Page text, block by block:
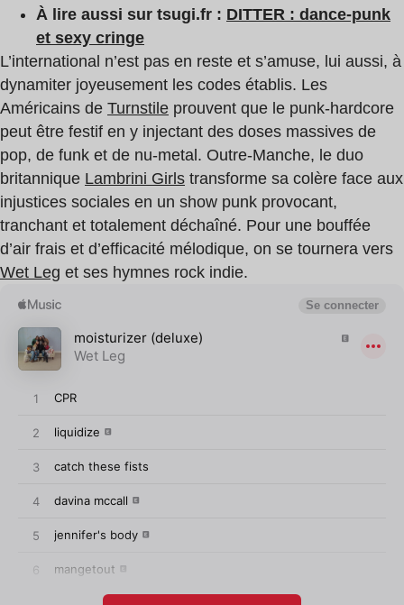
À lire aussi sur tsugi.fr : DITTER : dance-punk
et sexy cringe
L’international n’est pas en reste et s’amuse, lui aussi, à
dynamiter joyeusement les codes établis. Les
Américains de Turnstile prouvent que le punk-hardcore
peut être festif en y injectant des doses massives de
pop, de funk et de nu-metal. Outre-Manche, le duo
britannique Lambrini Girls transforme sa colère face aux
injustices sociales en un show punk provocant,
tranchant et totalement déchaîné. Pour une bouffée
d’air frais et d’efficacité mélodique, on se tournera vers
Wet Leg et ses hymnes rock indie.